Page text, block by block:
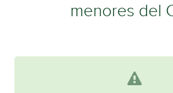
menores del